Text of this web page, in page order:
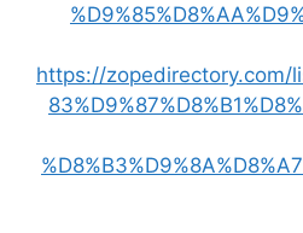
https://zopedirectory.com/